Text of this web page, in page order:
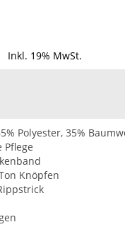
Inkl. 19% MwSt.
Polyester, 35%
Pflege
Knöpfen